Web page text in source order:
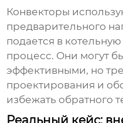
Конвекторы
предварительного
подается в
процесс. Они могут
эффективными, но
проектирования и
избежать обратного
Реальный кейс: